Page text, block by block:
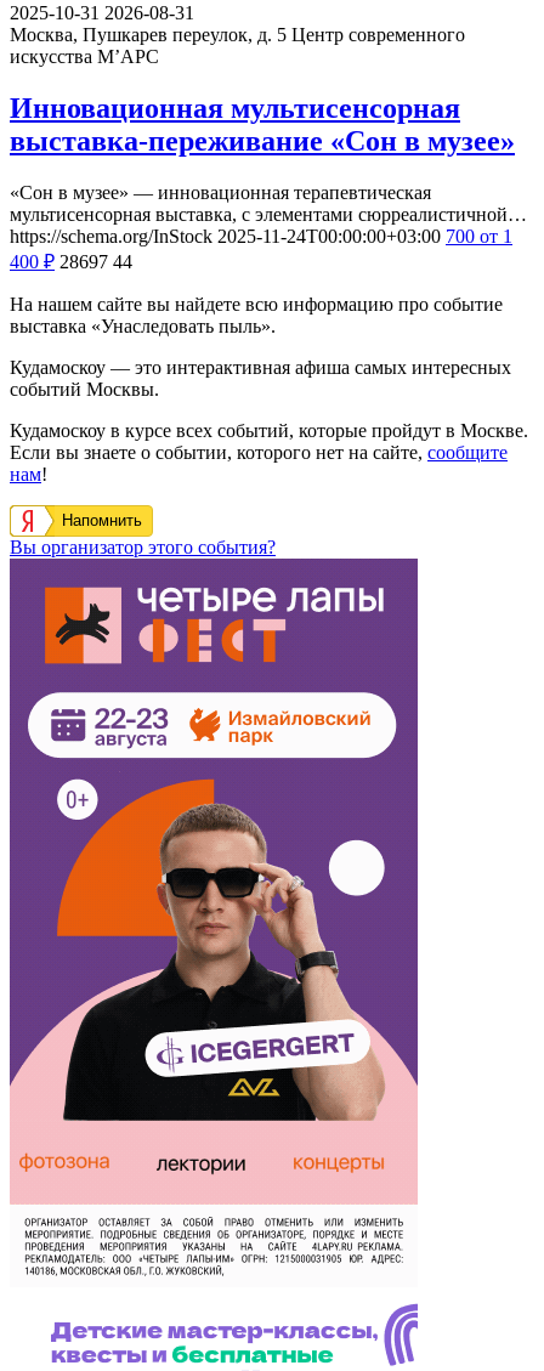
2025-10-31 2026-08-31
Москва, Пушкарев переулок, д. 5 Центр современного
искусства М’АРС
Инновационная мультисенсорная
выставка-переживание «Сон в музее»
«Сон в музее» — инновационная терапевтическая
мультисенсорная выставка, с элементами сюрреалистичной…
https://schema.org/InStock 2025-11-24T00:00:00+03:00 700 от 1
400 ₽ 28697 44
На нашем сайте вы найдете всю информацию про событие
выставка «Унаследовать пыль».
Кудамоскоу — это интерактивная афиша самых интересных
событий Москвы.
Кудамоскоу в курсе всех событий, которые пройдут в Москве.
Если вы знаете о событии, которого нет на сайте, сообщите
нам!
Напомнить
Вы организатор этого события?